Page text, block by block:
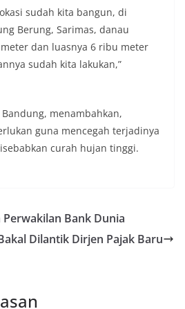
sudah kita bangun, di
Berung, Sarimas, danau
dan luasnya 6 ribu meter
sudah kita lakukan,”
Bandung, menambahkan,
guna mencegah terjadinya
curah hujan tinggi.
Bank Dunia
Dilantik Dirjen Pajak Baru